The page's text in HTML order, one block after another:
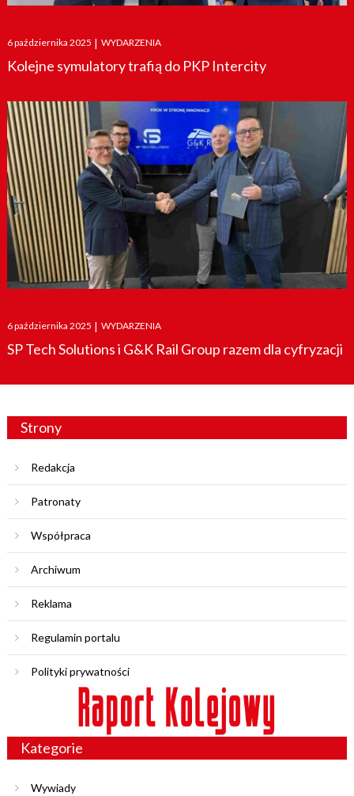
Posted
on
6 października 2025 | WYDARZENIA
Kolejne symulatory trafią do PKP Intercity
Posted
on
6 października 2025 | WYDARZENIA
SP Tech Solutions i G&K Rail Group razem dla cyfryzacji
Strony
Redakcja
Patronaty
Współpraca
Archiwum
Reklama
Regulamin portalu
Polityki prywatności
Kategorie
Wywiady